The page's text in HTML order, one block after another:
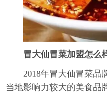
冒大仙冒菜加盟怎么
2018年冒大仙冒菜品
当地影响力较大的美食品